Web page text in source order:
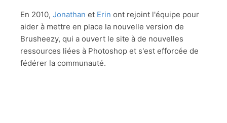
En 2010,Jonathan et Erin ont rejoint l'équipe pour
aider à mettre en place la nouvelle version de
Brusheezy, qui a ouvert le site à de nouvelles
ressources liées à Photoshop et s'est efforcée de
fédérer la communauté.